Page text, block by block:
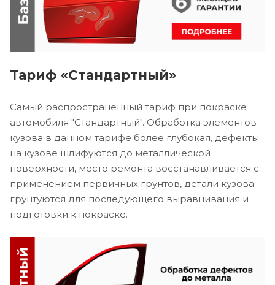
Тариф «Стандартный»
Самый распространенный тариф при покраске
автомобиля "Стандартный". Обработка элементов
кузова в данном тарифе более глубокая, дефекты
на кузове шлифуются до металлической
поверхности, место ремонта восстанавливается с
применением первичных грунтов, детали кузова
грунтуются для последующего выравнивания и
подготовки к покраске.